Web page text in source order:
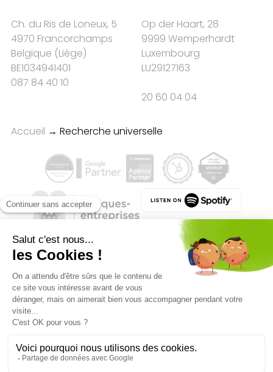
Ch. du Ris de Loneux, 5
4970 Francorchamps
Belgique (Liège)
BE1034941401
087 84 40 10
Op der Haart, 28
9999 Wemperhardt
Luxembourg
LU29127163
20 60 04 04
Accueil → Recherche universelle
Qualité des campagnes en
marketing digital :
4.7/5 étoiles sur107 clients
Référenceur France
Référenceur Belgique
Référenceur Luxembourg
Référenceur Suisse
FacebookLinkedin